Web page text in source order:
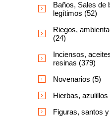
Baños, Sales de
legítimos (52)
Riegos,
(24)
Inciensos,
resinas (379)
Novenarios (5)
Hierbas,
Figuras, santos